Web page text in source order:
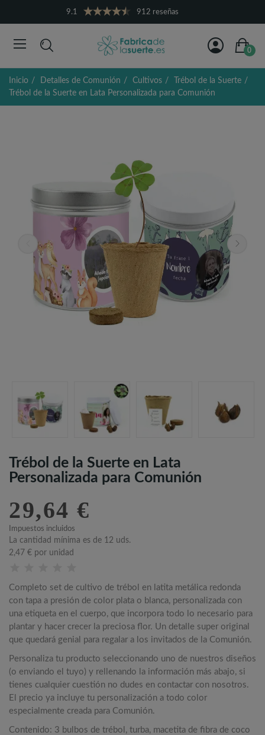
9.1 912 reseñas
0
Inicio Detalles de Comunión Cultivos
Trébol de la Suerte
Trébol de la Suerte en Lata Personalizada para Comunión
Trébol de la Suerte en Lata
Personalizada para Comunión
29,64 €
Impuestos incluidos
La cantidad mínima es de 12 uds.
2,47 € por unidad
Completo set de cultivo de trébol en latita metálica redonda
con tapa a presión de color plata o blanca, personalizada con
una etiqueta en el cuerpo, que incorpora todo lo necesario para
plantar y hacer crecer la preciosa flor. Un detalle super original
que quedará genial para regalar a los invitados de la Comunión.
Personaliza tu producto seleccionando uno de nuestros diseños
(o enviando el tuyo) y rellenando la información más abajo, si
tienes cualquier cuestión no dudes en contactar con nosotros.
El precio ya incluye tu personalización a todo color
especialmente creada para Comunión.
Contenido: 3 bulbos de trébol, turba, macetita de fibra de coco